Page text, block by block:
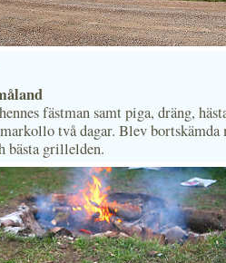
fästman samt piga, dräng,
två dagar. Blev bortskämda
bästa grillelden.